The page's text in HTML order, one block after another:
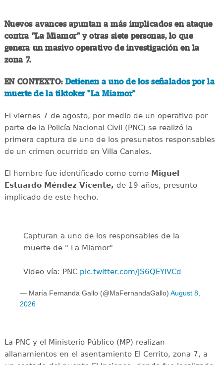
Nuevos avances apuntan a más implicados en ataque
contra "La Miamor" y otras siete personas, lo que
genera un masivo operativo de investigación en la
zona 7.
EN CONTEXTO: Detienen a uno de los señalados por la
muerte de la tiktoker "La Miamor"
El viernes 7 de agosto, por medio de un operativo por
parte de la Policía Nacional Civil (PNC) se realizó la
primera captura de uno de los presunetos responsables
de un crimen ocurrido en Villa Canales.
El hombre fue identificado como comoMiguel
Estuardo Méndez Vicente, de 19 años, presunto
implicado de este hecho.
Capturan a uno de los responsables de la
muerte de " La Miamor"
Video vía: PNC pic.twitter.com/jS6QEYIVCd
— María Fernanda Gallo (@MaFernandaGallo) August 8,
2026
La PNC y el Ministerio Público (MP) realizan
allanamientos en el asentamiento El Cerrito, zona 7, a